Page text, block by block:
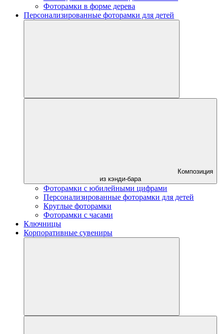
Фоторамки в форме дерева
Персонализированные фоторамки для детей
Композиция
из кэнди-бара
Фоторамки с юбилейными цифрами
Персонализированные фоторамки для детей
Круглые фоторамки
Фоторамки с часами
Ключницы
Корпоративные сувениры